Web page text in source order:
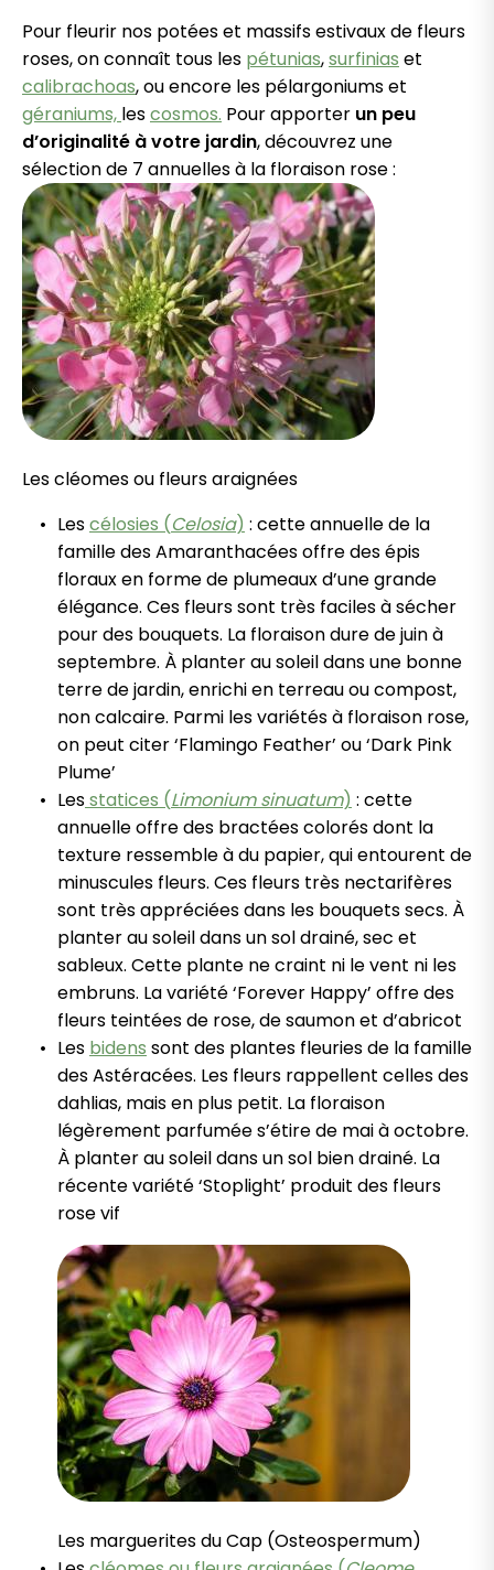
Pour fleurir nos potées et massifs estivaux de fleurs
roses, on connaît tous les pétunias,surfinias et
calibrachoas, ou encore les pélargoniums et
géraniums, lescosmos. Pour apporter un peu
d’originalité à votre jardin, découvrez une
sélection de 7 annuelles à la floraison rose :
Les cléomes ou fleurs araignées
Lescélosies (Celosia) : cette annuelle de la
famille des Amaranthacées offre des épis
floraux en forme de plumeaux d’une grande
élégance. Ces fleurs sont très faciles à sécher
pour des bouquets. La floraison dure de juin à
septembre. À planter au soleil dans une bonne
terre de jardin, enrichi en terreau ou compost,
non calcaire. Parmi les variétés à floraison rose,
on peut citer ‘Flamingo Feather’ ou ‘Dark Pink
Plume’
Lesstatices (Limonium sinuatum) : cette
annuelle offre des bractées colorés dont la
texture ressemble à du papier, qui entourent de
minuscules fleurs. Ces fleurs très nectarifères
sont très appréciées dans les bouquets secs. À
planter au soleil dans un sol drainé, sec et
sableux. Cette plante ne craint ni le vent ni les
embruns. La variété ‘Forever Happy’ offre des
fleurs teintées de rose, de saumon et d’abricot
Les bidens sont des plantes fleuries de la famille
des Astéracées. Les fleurs rappellent celles des
dahlias, mais en plus petit. La floraison
légèrement parfumée s’étire de mai à octobre.
À planter au soleil dans un sol bien drainé. La
récente variété ‘Stoplight’ produit des fleurs
rose vif
Les marguerites du Cap (Osteospermum)